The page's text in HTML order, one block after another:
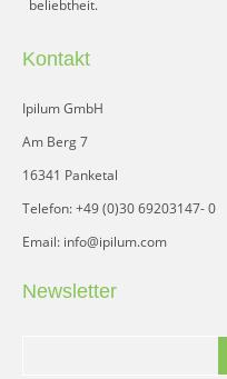
beliebtheit.
Kontakt
Ipilum GmbH
Am Berg 7
16341 Panketal
Telefon: +49 (0)30 69203147- 0
Email: info@ipilum.com
Newsletter